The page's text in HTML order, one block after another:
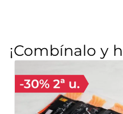
¡Combínalo y
Corazones de
Cabo MSC